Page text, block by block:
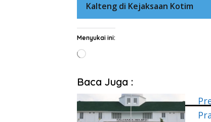
Kalteng di Kejaksaan Kotim
Menyukai ini:
Memuat...
Baca Juga :